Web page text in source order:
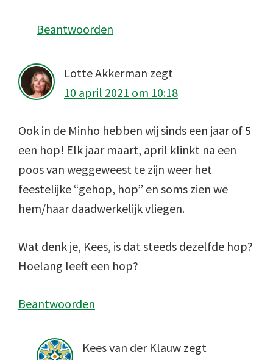
Beantwoorden
Lotte Akkerman zegt
10 april 2021 om 10:18
Ook in de Minho hebben wij sinds een jaar of 5
een hop! Elk jaar maart, april klinkt na een
poos van weggeweest te zijn weer het
feestelijke “gehop, hop” en soms zien we
hem/haar daadwerkelijk vliegen.
Wat denk je, Kees, is dat steeds dezelfde hop?
Hoelang leeft een hop?
Beantwoorden
Kees van der Klauw zegt